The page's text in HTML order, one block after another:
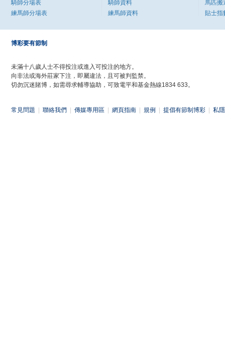
騎師分場表
練馬師分場表
騎師資料
練馬師資料
馬匹搬
貼士指
博彩要有節制
未滿十八歲人士不得投注或進入可投注的地方。
向非法或海外莊家下注，即屬違法，且可被判監禁。
切勿沉迷賭博，如需尋求輔導協助，可致電平和基金熱線1834 633。
常見問題 聯絡我們 傳媒專用區 網頁指南 規例 提倡有節制博彩 私